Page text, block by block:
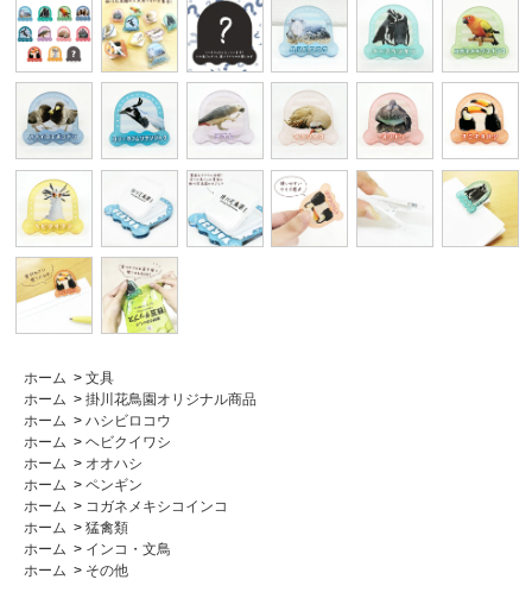
ホーム > 文具
ホーム > 掛川花鳥園オリジナル商品
ホーム > ハシビロコウ
ホーム > ヘビクイワシ
ホーム > オオハシ
ホーム > ペンギン
ホーム > コガネメキシコインコ
ホーム > 猛禽類
ホーム > インコ・文鳥
ホーム > その他